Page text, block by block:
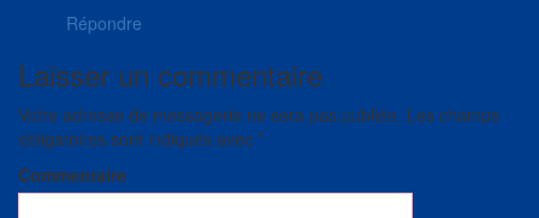
Répondre
Laisser un commentaire
Votre adresse de messagerie ne sera pas publiée. Les champs
obligatoires sont indiqués avec *
Commentaire